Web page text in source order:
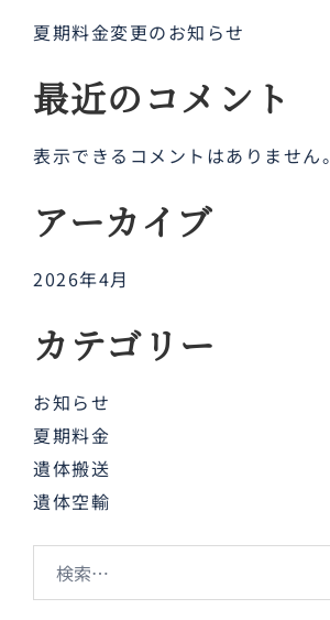
夏期料金変更のお知らせ
最近のコメント
表示できるコメントはありません。
アーカイブ
2026年4月
カテゴリー
お知らせ
夏期料金
遺体搬送
遺体空輸
索: